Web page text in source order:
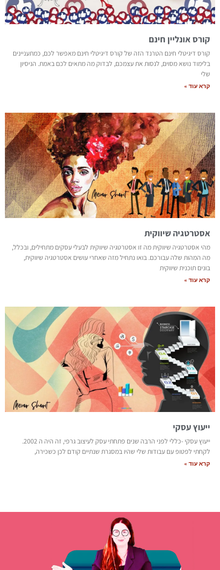
קורס אונליין חינם
קורס דיגיטלי חינם הטרנד הזה של קורס דיגיטלי חינם מאפשר לכם, כמתעניינים
בלימוד נושא מסוים, לנסות את עצמכם, לבדוק מה מתאים לכם באמת. הניסיון
שלי
קרא עוד »
אסטרטגיה שיווקית
מהי אסטרטגיה שיווקית מה זו אסטרטגיה שיווקית לבעלי עסקים מתחילים, ובכלל,
מה המהות שלה עבורכם. בואו נתחיל מזה שאחרי עושים אסטרטגיה שיווקית,
בונים תוכנית שיווקית
קרא עוד »
ייעוץ עסקי
ייעוץ עסקי -כללי לפני הרבה שנים פתחתי עסק לעיצוב גרפי, זה היה ה 2002.
לקחתי לפטופ עם עבודות שלי שהיו במסגרת שנתיים קודם לכן כשכירה,
קרא עוד »